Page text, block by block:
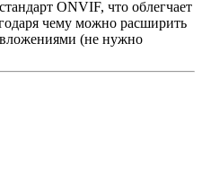
ONVIF, что облегчает
чему можно расширить
(не нужно